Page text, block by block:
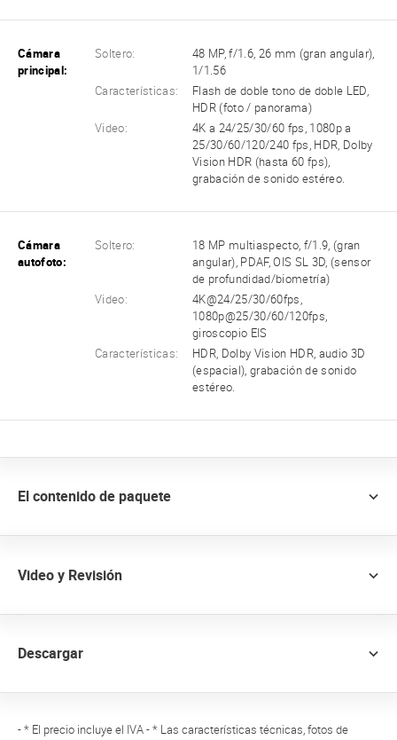
Cámara
principal:
Soltero:
48 MP, f/1.6, 26 mm (gran angular),
1/1.56
Características:
Flash de doble tono de doble LED,
HDR (foto / panorama)
Video:
4K a 24/25/30/60 fps, 1080p a
25/30/60/120/240 fps, HDR, Dolby
Vision HDR (hasta 60 fps),
grabación de sonido estéreo.
Cámara
autofoto:
Soltero:
18 MP multiaspecto, f/1.9, (gran
angular), PDAF, OIS SL 3D, (sensor
de profundidad/biometría)
Video:
4K@24/25/30/60fps,
1080p@25/30/60/120fps,
giroscopio EIS
Características:
HDR, Dolby Vision HDR, audio 3D
(espacial), grabación de sonido
estéreo.
El contenido de paquete
Video y Revisión
Descargar
- * El precio incluye el IVA - * Las características técnicas, fotos de